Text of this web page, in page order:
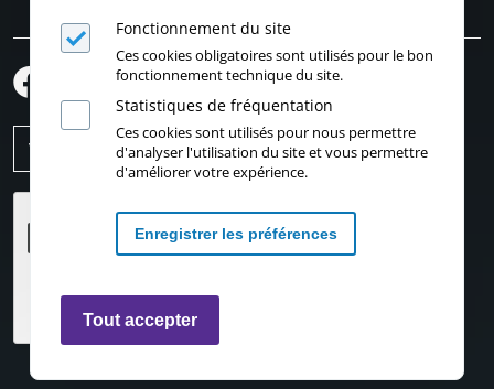
Fonctionnement du site
Ces cookies obligatoires sont utilisés pour le bon
fonctionnement technique du site.
Statistiques de fréquentation
Ces cookies sont utilisés pour nous permettre
d'analyser l'utilisation du site et vous permettre
d'améliorer votre expérience.
Enregistrer les préférences
Tout accepter